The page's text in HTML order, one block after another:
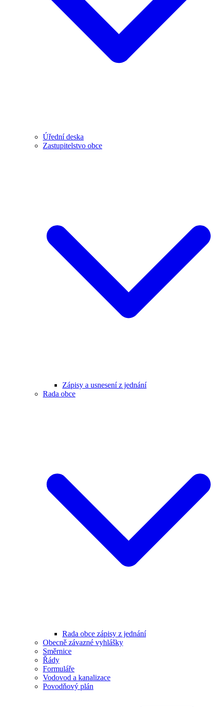
Úřední deska
Zastupitelstvo obce
Zápisy a usnesení z jednání
Rada obce
Rada obce zápisy z jednání
Obecně závazné vyhlášky
Směrnice
Řády
Formuláře
Vodovod a kanalizace
Povodňový plán